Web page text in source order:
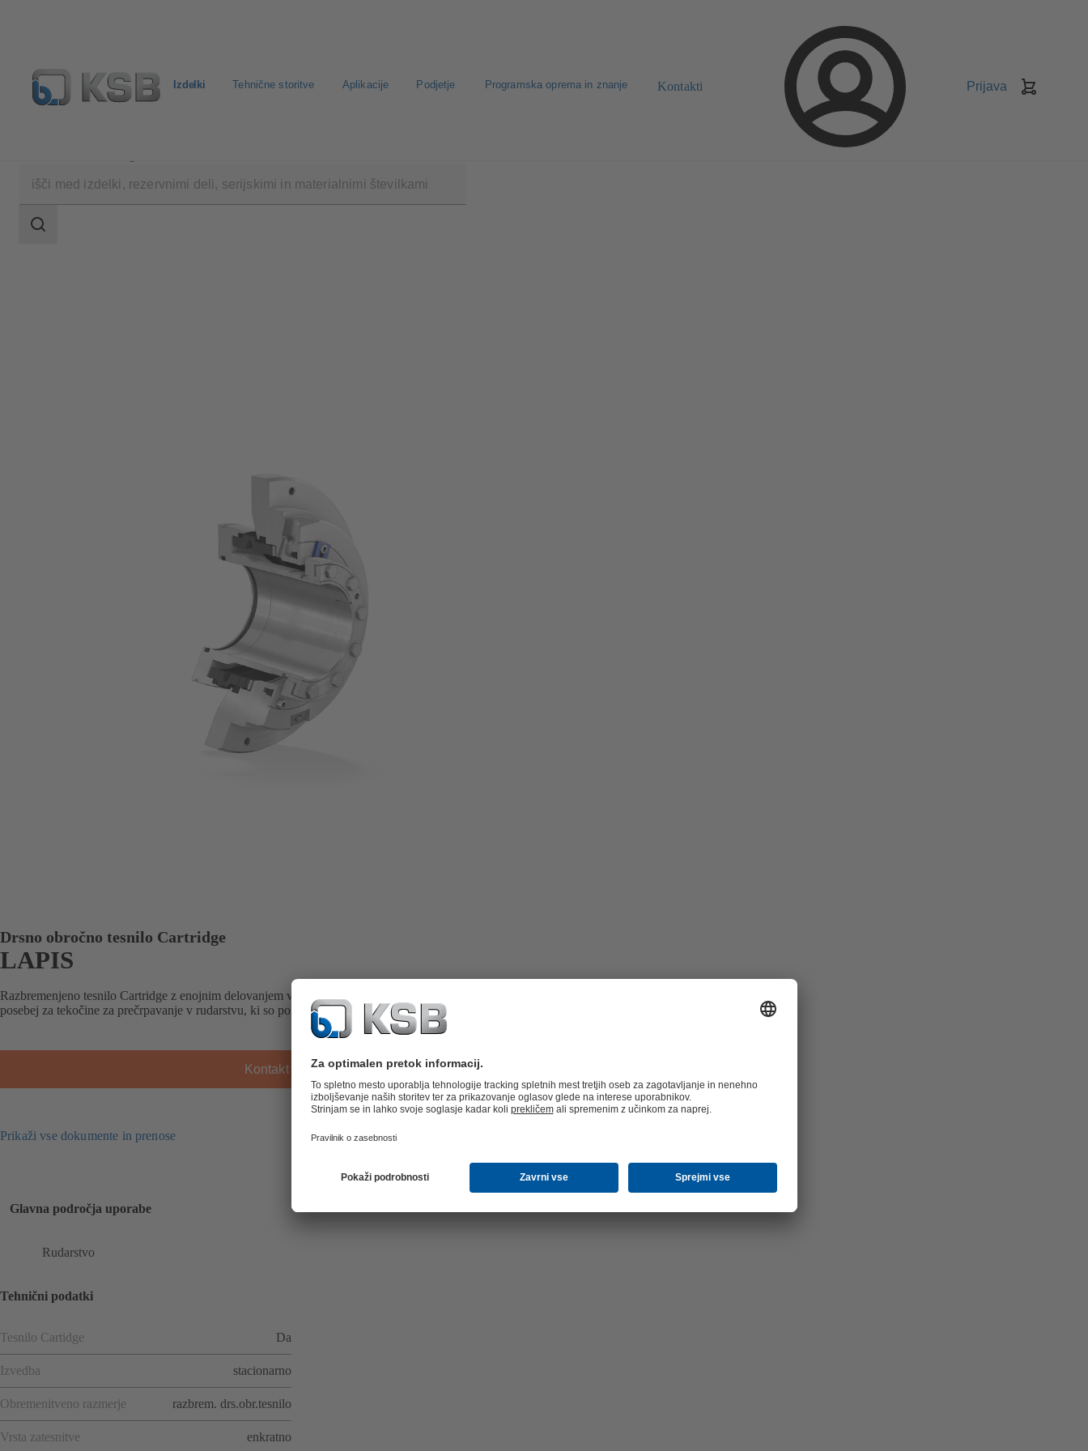
Izdelki Tehnične storitve Aplikacije Podjetje Programska oprema in znanje Kontakti Prijava
iskanja
področje
Drsno obročno tesnilo Cartridge
LAPIS
Razbremenjeno tesnilo Cartridge z enojnim delovanjem v stacionarni sestavi. Robustno in zanesljivo, razvito
posebej za tekočine za prečrpavanje v rudarstvu, ki so polne trdnih delcev.
Kontakt KSB
Prikaži vse dokumente in prenose
Glavna področja uporabe
Rudarstvo
Tehnični podatki
Tesnilo Cartidge Da
Izvedba stacionarno
Obremenitveno razmerje razbrem. drs.obr.tesnilo
Vrsta zatesnitve enkratno